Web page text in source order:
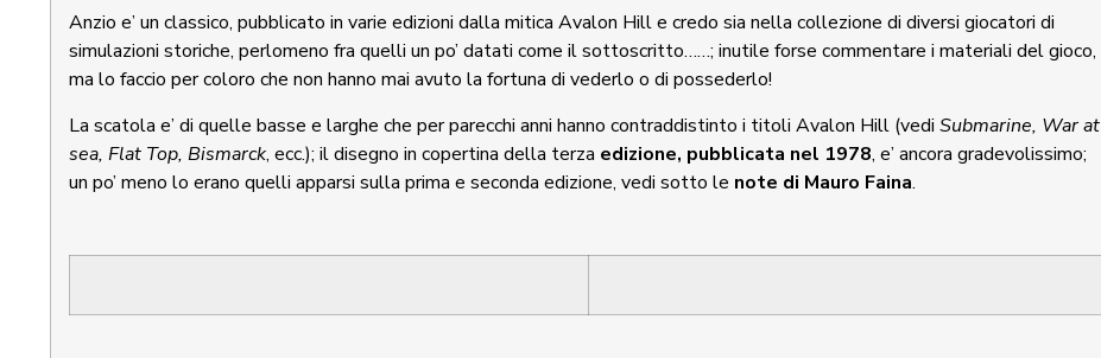
Anzio e’ un classico, pubblicato in varie edizioni dalla mitica Avalon Hill e credo sia nella collezione di diversi giocatori di
simulazioni storiche, perlomeno fra quelli un po’ datati come il sottoscritto……; inutile forse commentare i materiali del gioco,
ma lo faccio per coloro che non hanno mai avuto la fortuna di vederlo o di possederlo!
La scatola e’ di quelle basse e larghe che per parecchi anni hanno contraddistinto i titoli Avalon Hill (vediSubmarine, War at
sea, Flat Top, Bismarck, ecc.); il disegno in copertina della terza edizione, pubblicata nel 1978, e’ ancora gradevolissimo;
un po’ meno lo erano quelli apparsi sulla prima e seconda edizione, vedi sotto le note di Mauro Faina.